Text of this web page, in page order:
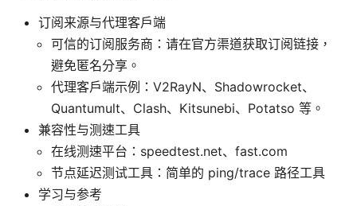
订阅来源与代理客户端
可信的订阅服务商：请在官方渠道获取订阅链接，
避免匿名分享。
代理客户端示例：V2RayN、Shadowrocket、
Quantumult、Clash、Kitsunebi、Potatso 等。
兼容性与测速工具
在线测速平台：speedtest.net、fast.com
节点延迟测试工具：简单的 ping/trace 路径工具
学习与参考